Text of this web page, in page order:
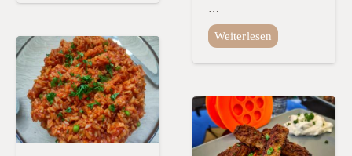
Weiterlesen